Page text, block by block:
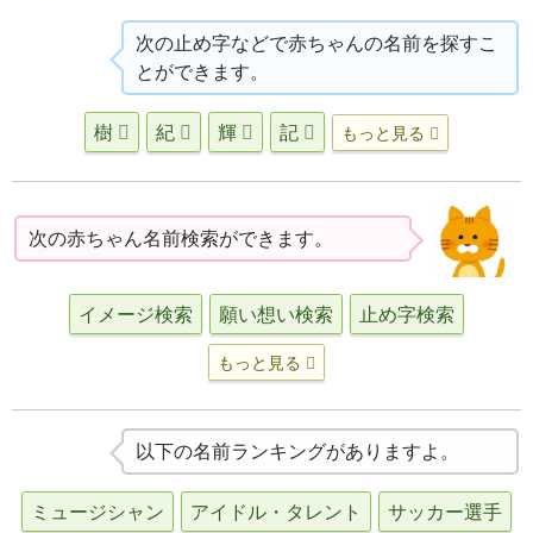
次の止め字などで赤ちゃんの名前を探すこ
とができます。
樹 紀 輝 記 もっと見る
次の赤ちゃん名前検索ができます。
イメージ検索 願い想い検索 止め字検索
もっと見る
以下の名前ランキングがありますよ。
ミュージシャン アイドル・タレント サッカー選手